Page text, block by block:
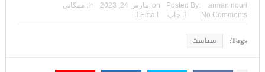
Posted By: arman nouri
on: مارس 24, 2023 In:
همگانی
No Comments
چاپ Email
Tags: سیاست